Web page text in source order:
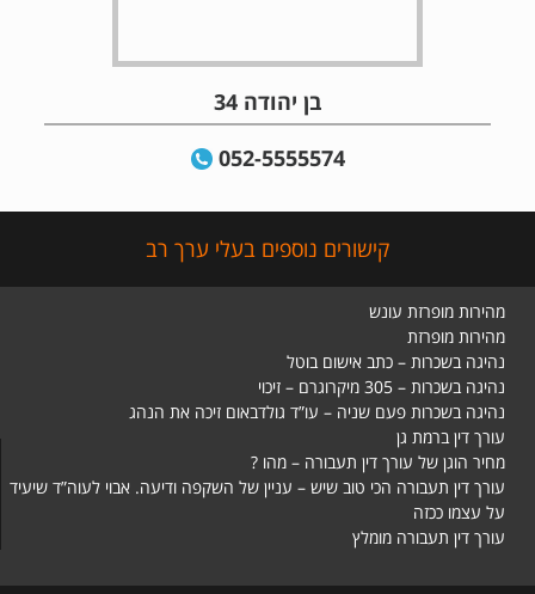
בן יהודה 34
052-5555574
קישורים נוספים בעלי ערך רב
מהירות מופרזת עונש
מהירות מופרזת
נהיגה בשכרות – כתב אישום בוטל
נהיגה בשכרות – 305 מיקרוגרם – זיכוי
נהיגה בשכרות פעם שניה – עו”ד גולדבאום זיכה את הנהג
עורך דין ברמת גן
מחיר הוגן של עורך דין תעבורה – מהו ?
עורך דין תעבורה הכי טוב שיש – עניין של השקפה ודיעה. אבוי לעוה”ד שיעיד
על עצמו ככזה
עורך דין תעבורה מומלץ